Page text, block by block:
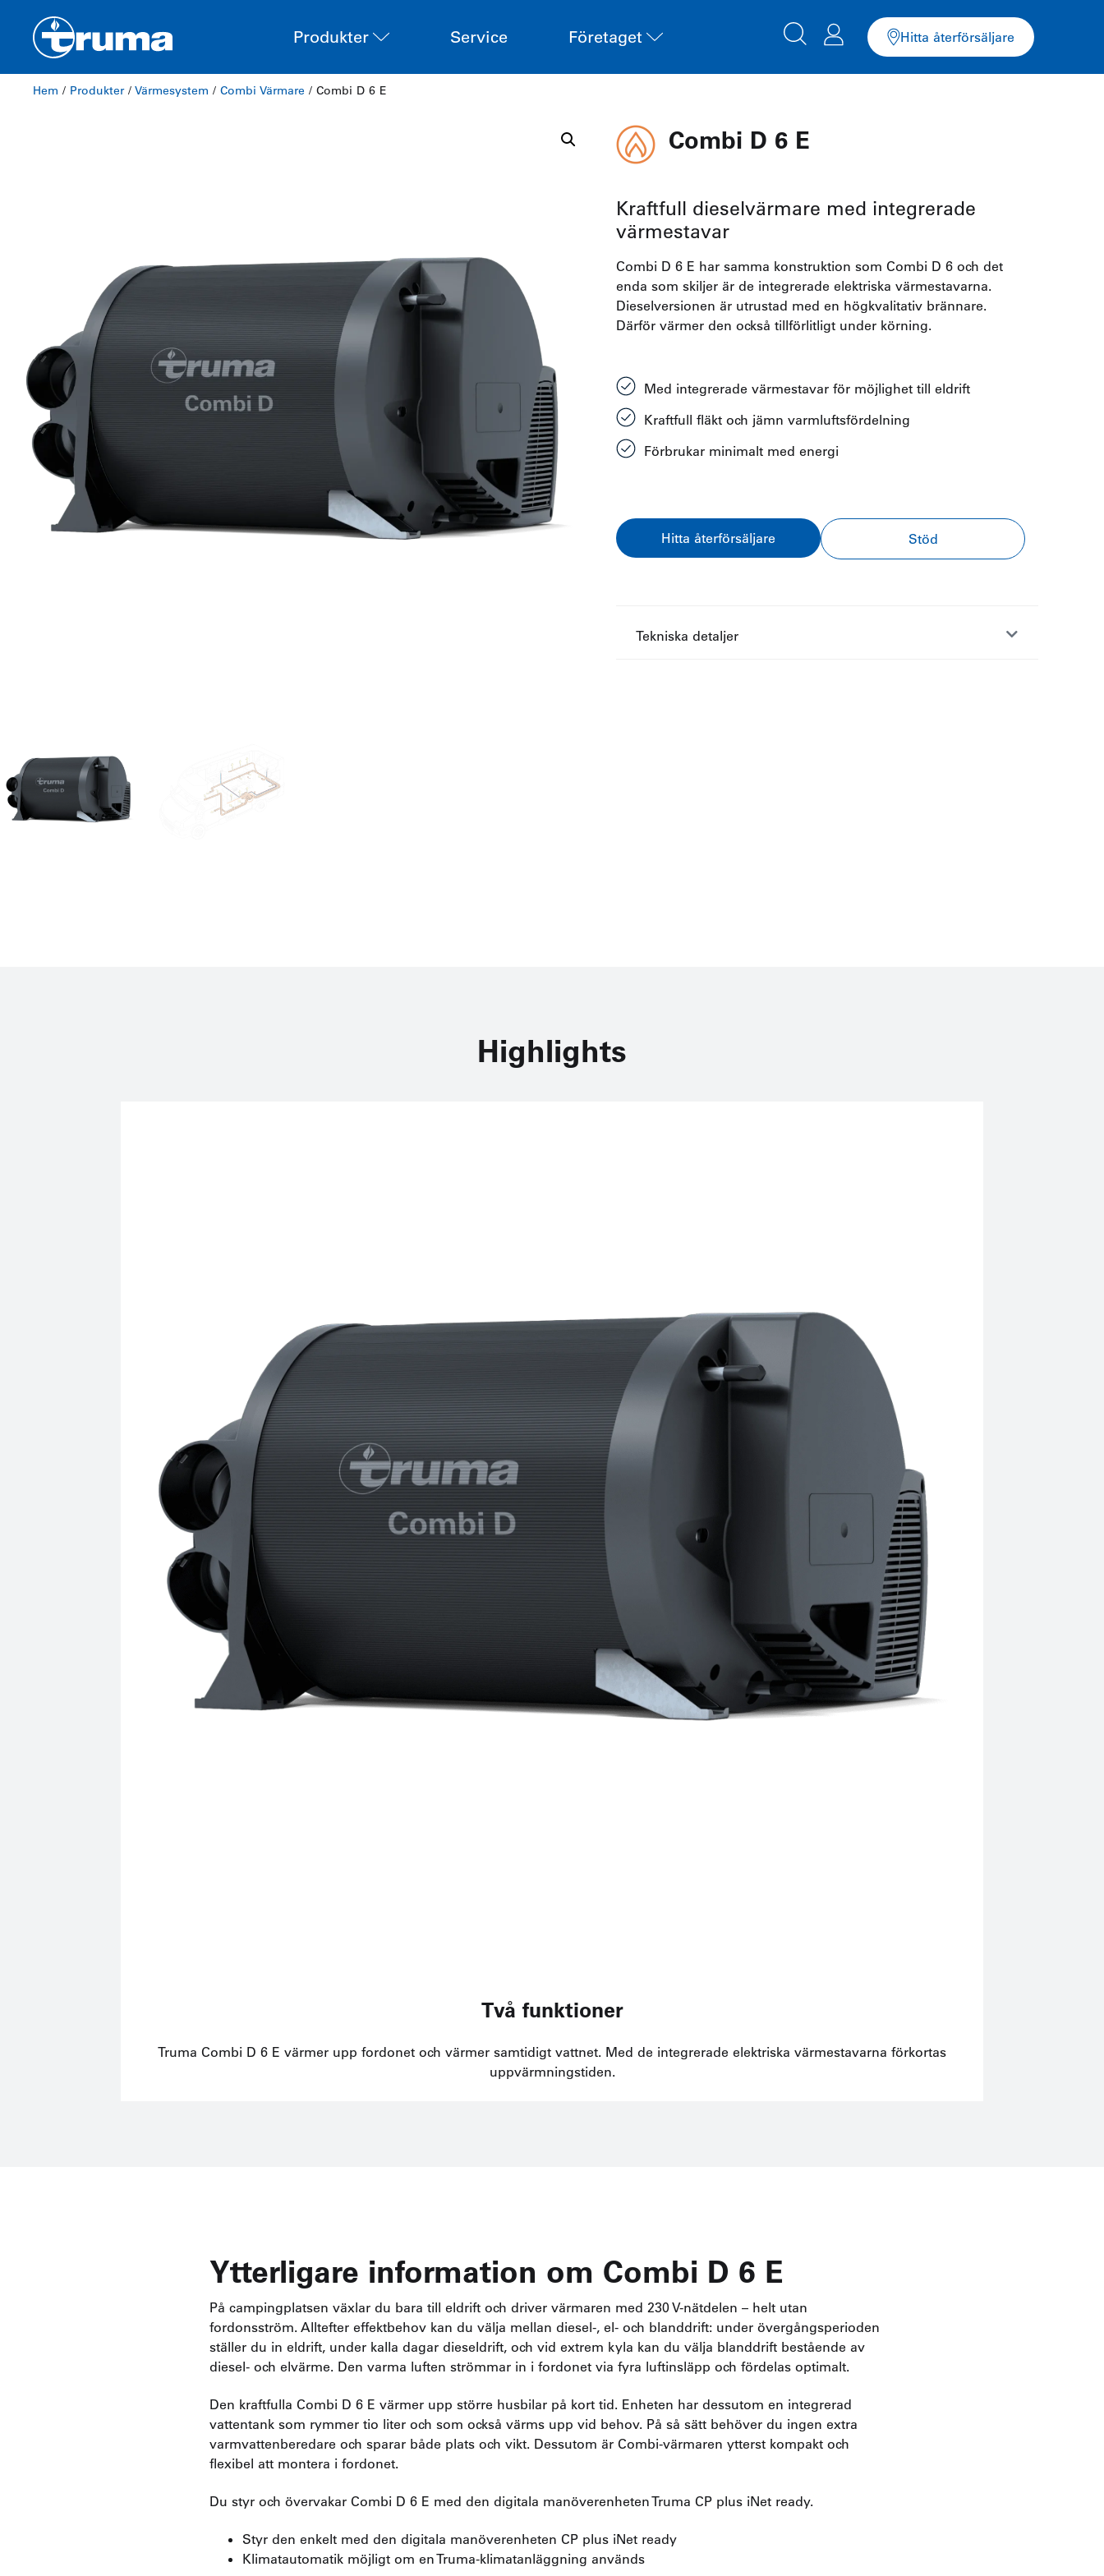
Produkter Service Företaget Hitta återförsäljare
Hem / Produkter/ Värmesystem / Combi Värmare / Combi D 6 E
Combi D 6 E
Kraftfull dieselvärmare med integrerade
värmestavar
Combi D 6 E har samma konstruktion som Combi D 6 och det
enda som skiljer är de integrerade elektriska värmestavarna.
Dieselversionen är utrustad med en högkvalitativ brännare.
Därför värmer den också tillförlitligt under körning.
Med integrerade värmestavar för möjlighet till eldrift
Kraftfull fläkt och jämn varmluftsfördelning
Förbrukar minimalt med energi
Hitta återförsäljare Stöd
Tekniska detaljer
Highlights
Två funktioner
Truma Combi D 6 E värmer upp fordonet och värmer samtidigt vattnet. Med de integrerade elektriska värmestavarna förkortas
uppvärmningstiden.
Ytterligare information om Combi D 6 E
På campingplatsen växlar du bara till eldrift och driver värmaren med 230 V-nätdelen – helt utan
fordonsström. Alltefter effektbehov kan du välja mellan diesel-, el- och blanddrift: under övergångsperioden
ställer du in eldrift, under kalla dagar dieseldrift, och vid extrem kyla kan du välja blanddrift bestående av
diesel- och elvärme. Den varma luften strömmar in i fordonet via fyra luftinsläpp och fördelas optimalt.
Den kraftfulla Combi D 6 E värmer upp större husbilar på kort tid. Enheten har dessutom en integrerad
vattentank som rymmer tio liter och som också värms upp vid behov. På så sätt behöver du ingen extra
varmvattenberedare och sparar både plats och vikt. Dessutom är Combi-värmaren ytterst kompakt och
flexibel att montera i fordonet.
Du styr och övervakar Combi D 6 E med den digitala manöverenheten Truma CP plus iNet ready.
Styr den enkelt med den digitala manöverenheten CP plus iNet ready
Klimatautomatik möjligt om en Truma-klimatanläggning används